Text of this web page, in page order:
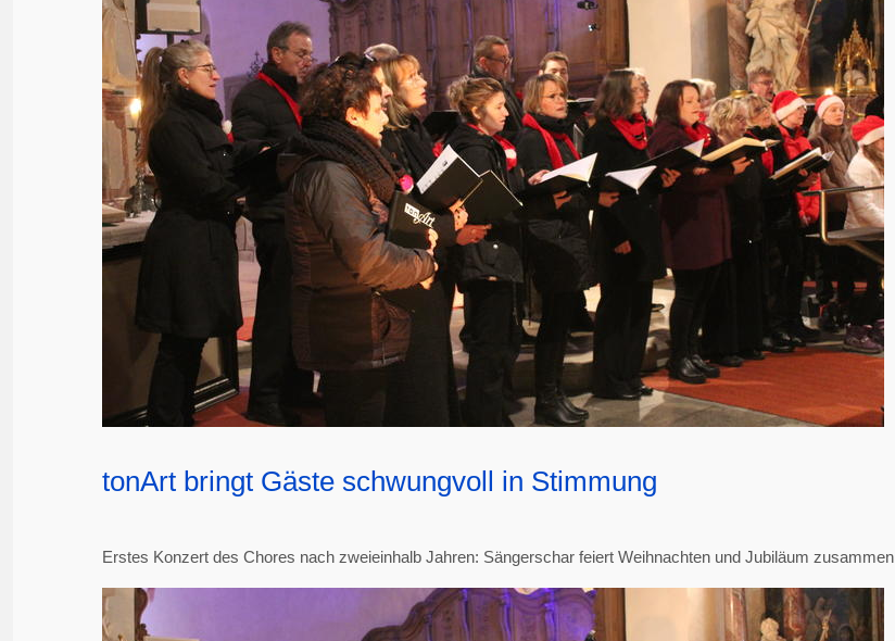
tonArt bringt Gäste schwungvoll in Stimmung
Erstes Konzert des Chores nach zweieinhalb Jahren: Sängerschar feiert Weihnachten und Jubiläum zusammen